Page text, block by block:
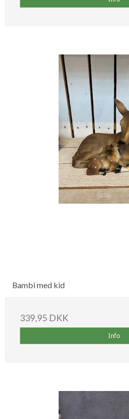
Bambi med kid
339,95 DKK
Info